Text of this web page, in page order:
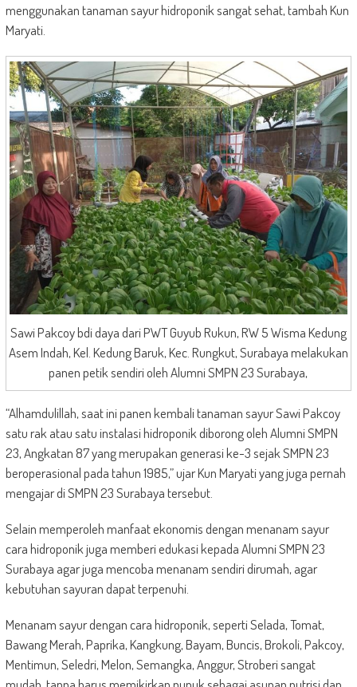
menggunakan tanaman sayur hidroponik sangat sehat, tambah Kun
Maryati.
Sawi Pakcoy bdi daya dari PWT Guyub Rukun, RW 5 Wisma Kedung
Asem Indah, Kel. Kedung Baruk, Kec. Rungkut, Surabaya melakukan
panen petik sendiri oleh Alumni SMPN 23 Surabaya,
“Alhamdulillah, saat ini panen kembali tanaman sayur Sawi Pakcoy
satu rak atau satu instalasi hidroponik diborong oleh Alumni SMPN
23, Angkatan 87 yang merupakan generasi ke-3 sejak SMPN 23
beroperasional pada tahun 1985,” ujar Kun Maryati yang juga pernah
mengajar di SMPN 23 Surabaya tersebut.
Selain memperoleh manfaat ekonomis dengan menanam sayur
cara hidroponik juga memberi edukasi kepada Alumni SMPN 23
Surabaya agar juga mencoba menanam sendiri dirumah, agar
kebutuhan sayuran dapat terpenuhi.
Menanam sayur dengan cara hidroponik, seperti Selada, Tomat,
Bawang Merah, Paprika, Kangkung, Bayam, Buncis, Brokoli, Pakcoy,
Mentimun, Seledri, Melon, Semangka, Anggur, Stroberi sangat